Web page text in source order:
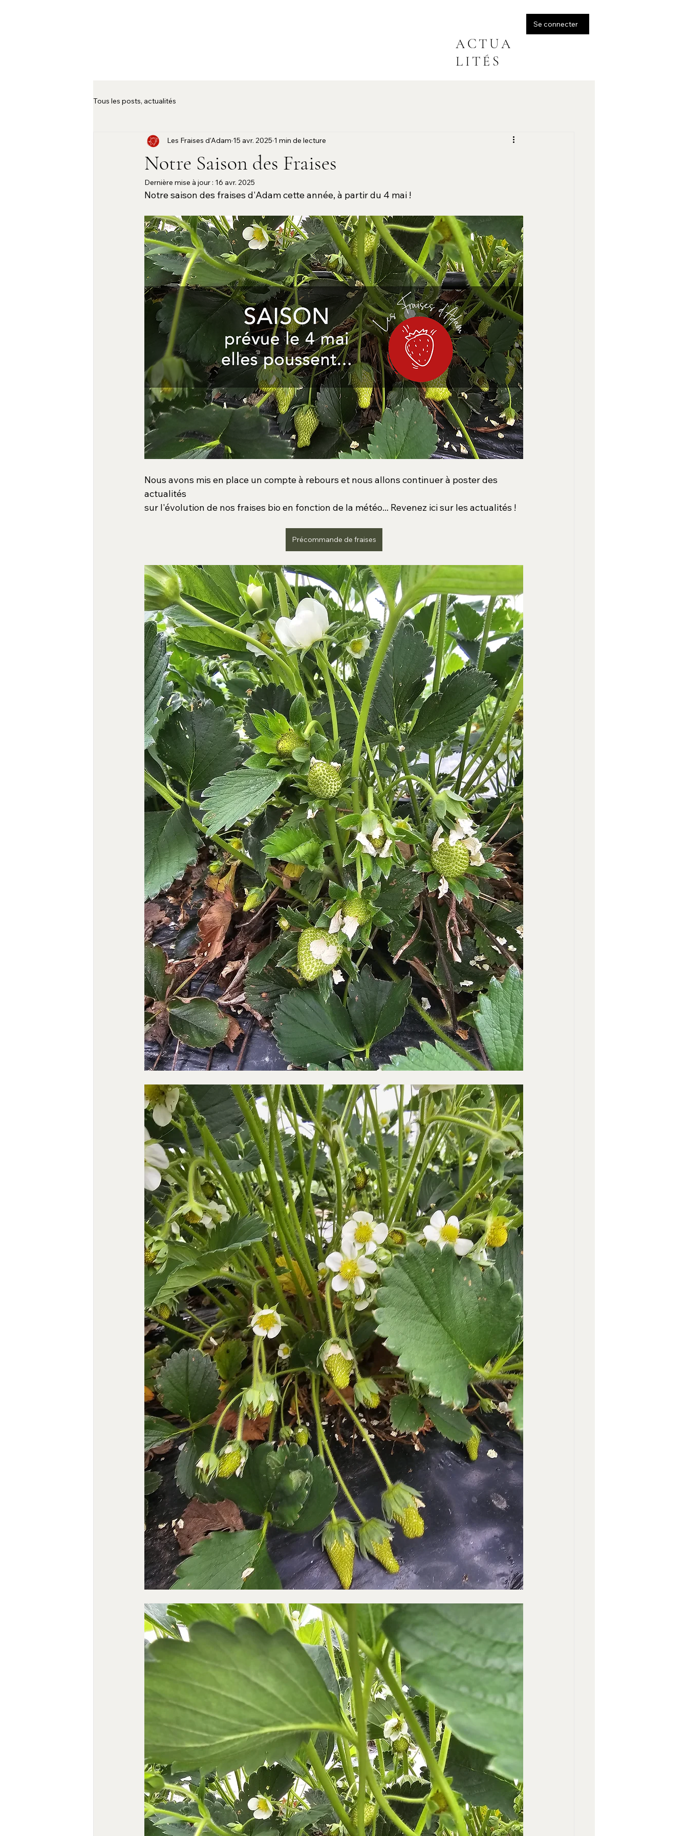
A C T U A
L I T É S
Se connecter
Tous les posts, actualités
Notre Saison des Fraises
Les Fraises d'Adam 15 avr. 2025 1 min de lecture
Dernière mise à jour : 16 avr. 2025
Notre saison des fraises d'Adam cette année, à partir du 4 mai !
Nous avons mis en place un compte à rebours et nous allons continuer à poster des
actualités
sur l'évolution de nos fraises bio en fonction de la météo... Revenez ici sur les actualités !
Précommande de fraises